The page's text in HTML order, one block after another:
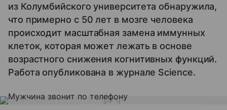
из Колумбийского университета обнаружила,
что примерно с 50 лет в мозге человека
происходит масштабная замена иммунных
клеток, которая может лежать в основе
возрастного снижения когнитивных функций.
Работа опубликована в журнале Science.